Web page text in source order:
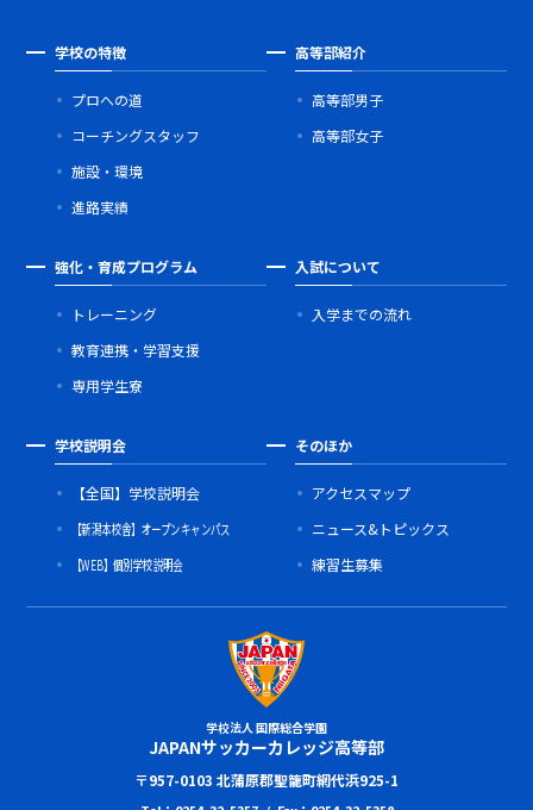
学校の特徴
プロへの道
コーチングスタッフ
施設・環境
進路実績
高等部紹介
高等部男子
高等部女子
強化・育成プログラム
トレーニング
教育連携・学習支援
専用学生寮
入試について
入学までの流れ
学校説明会
【全国】学校説明会
【新潟本校舎】オープンキャンパス
【WEB】個別学校説明会
そのほか
アクセスマップ
ニュース&トピックス
練習生募集
学校法人 国際総合学園
JAPANサッカーカレッジ高等部
〒957-0103 北蒲原郡聖籠町網代浜925-1